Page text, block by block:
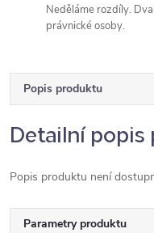
Neděláme rozdíly.
právnické osoby.
Popis produktu
Detailní
Popis produktu není
Parametry produktu